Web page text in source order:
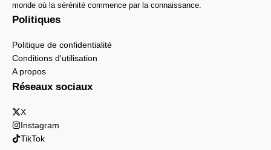
monde où la sérénité commence par la connaissance.
Politiques
Politique de confidentialité
Conditions d'utilisation
A propos
Réseaux sociaux
X
Instagram
TikTok